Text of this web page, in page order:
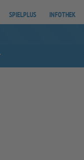
SPIELPLUS INFOTHEK